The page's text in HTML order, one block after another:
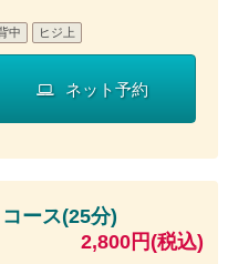
中 ヒジ上
ネット予約
ース(25分)
2,800円(税込)